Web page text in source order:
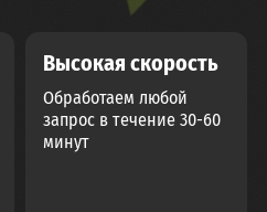
Высокая скорость
Обработаем любой
запрос в течение 30-60
минут